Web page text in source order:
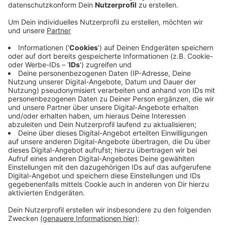
Veröffentlicht:Dienstag, 21.07.2020 06:16
Anstatt jetzt im Juli sollen die Mitarbeiter im Oktober
in den 80-Millionen-Euro Neubau einziehen. Mit den
Sparmaßnahmen bei Covestro und aktuellen
Umsatzeinbußen durch die Coronakrise habe die
Verzögerung nichts zu tun. Der Konzern blickt
optimistisch auf das dortige Raum-Konzept- Die
Mitarbeiter werden künftig in großzügigen
Großraumbüros zusammensitzen. Modernste
Belüftungstechnik sorgt laut dem Sprecher für einen
100 prozentigen Luftaustausch. Hinzu kämen strenge
Hygieneregeln.
Anzeige